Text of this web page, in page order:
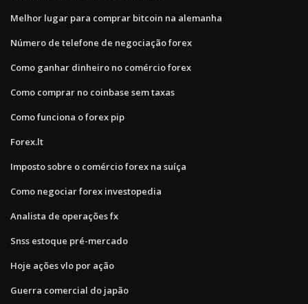
Melhor lugar para comprar bitcoin na alemanha
Número de telefone de negociação forex
Como ganhar dinheiro no comércio forex
Como comprar no coinbase sem taxas
Como funciona o forex pip
Forex.lt
Imposto sobre o comércio forex na suíça
Como negociar forex investopedia
Analista de operações fx
Snss estoque pré-mercado
Hoje ações vlo por ação
Guerra comercial do japão